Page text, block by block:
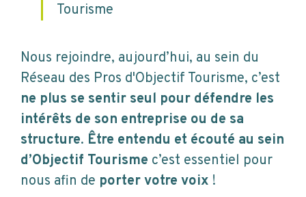
Tourisme
Nous rejoindre, aujourd’hui, au sein du
Réseau des Pros d'Objectif Tourisme, c’est
ne plus se sentir seul pour défendre les
intérêts de son entreprise ou de sa
structure. Être entendu et écouté au sein
d’Objectif Tourisme c’est essentiel pour
nous afin de porter votre voix !